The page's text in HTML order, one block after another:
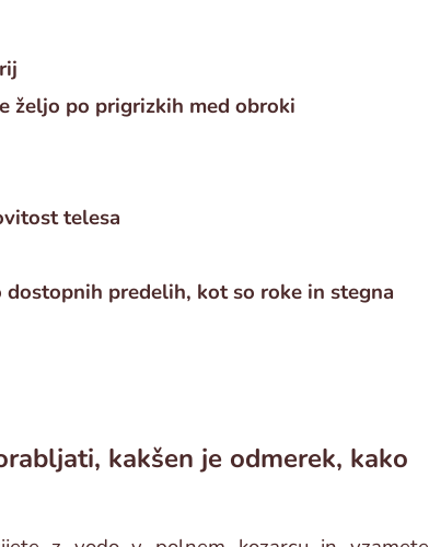
željo po prigrizkih med obroki
telesa
dostopnih predelih, kot so roke in stegna
kakšen je odmerek, kako